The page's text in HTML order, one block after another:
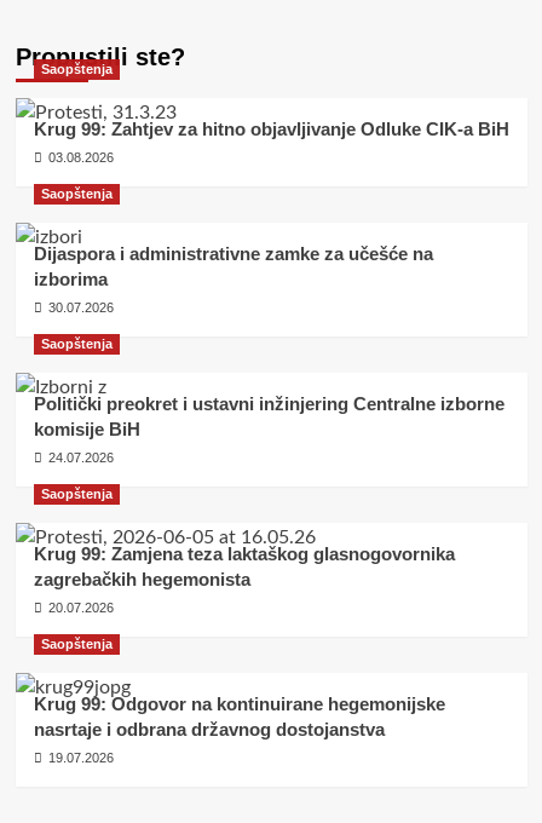
Propustili ste?
Saopštenja
Krug 99: Zahtjev za hitno objavljivanje Odluke CIK-a BiH
03.08.2026
Saopštenja
Dijaspora i administrativne zamke za učešće na
izborima
30.07.2026
Saopštenja
Politički preokret i ustavni inžinjering Centralne izborne
komisije BiH
24.07.2026
Saopštenja
Krug 99: Zamjena teza laktaškog glasnogovornika
zagrebačkih hegemonista
20.07.2026
Saopštenja
Krug 99: Odgovor na kontinuirane hegemonijske
nasrtaje i odbrana državnog dostojanstva
19.07.2026